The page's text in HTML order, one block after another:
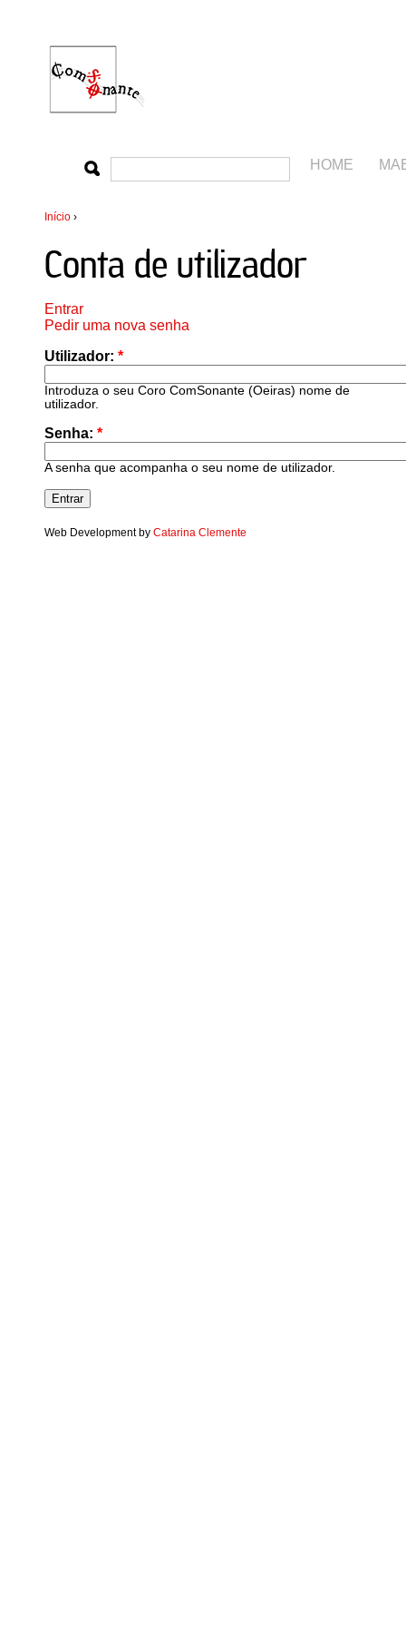
HOME
Início ›
Conta de utilizador
Entrar
Pedir uma nova senha
Utilizador: *
Introduza o seu Coro ComSonante (Oeiras) nome de
utilizador.
Senha: *
A senha que acompanha o seu nome de utilizador.
Web Development by Catarina Clemente